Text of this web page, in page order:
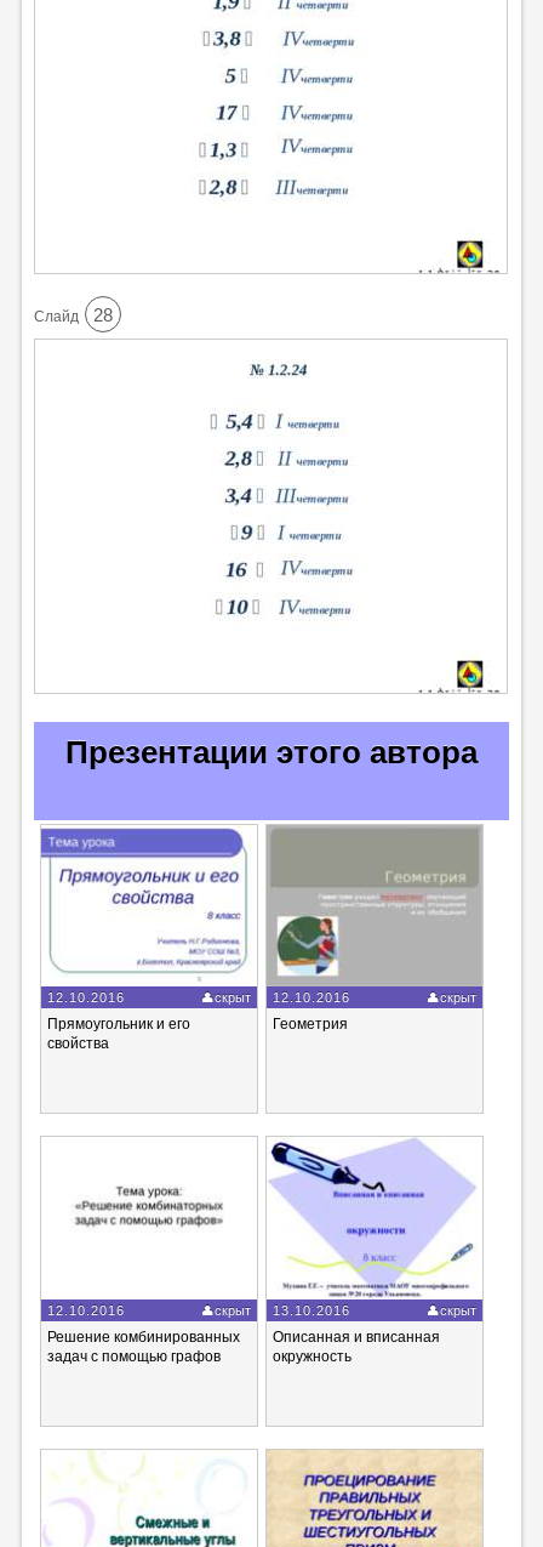
Cлайд 28
Презентации этого автора
12.10.2016 скрыт
Прямоугольник и его
свойства
12.10.2016 скрыт
Геометрия
12.10.2016 скрыт
Решение комбинированных
задач с помощью графов
13.10.2016 скрыт
Описанная и вписанная
окружность